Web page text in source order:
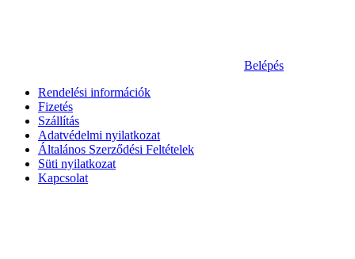
Belépés
Rendelési információk
Fizetés
Szállítás
Adatvédelmi nyilatkozat
Általános Szerződési Feltételek
Süti nyilatkozat
Kapcsolat